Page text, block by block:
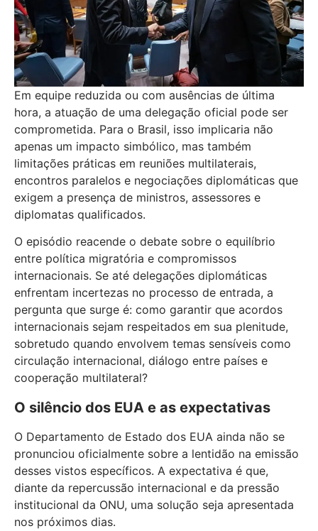
Em equipe reduzida ou com ausências de última
hora, a atuação de uma delegação oficial pode ser
comprometida. Para o Brasil, isso implicaria não
apenas um impacto simbólico, mas também
limitações práticas em reuniões multilaterais,
encontros paralelos e negociações diplomáticas que
exigem a presença de ministros, assessores e
diplomatas qualificados.
O episódio reacende o debate sobre o equilíbrio
entre política migratória e compromissos
internacionais. Se até delegações diplomáticas
enfrentam incertezas no processo de entrada, a
pergunta que surge é: como garantir que acordos
internacionais sejam respeitados em sua plenitude,
sobretudo quando envolvem temas sensíveis como
circulação internacional, diálogo entre países e
cooperação multilateral?
O silêncio dos EUA e as expectativas
O Departamento de Estado dos EUA ainda não se
pronunciou oficialmente sobre a lentidão na emissão
desses vistos específicos. A expectativa é que,
diante da repercussão internacional e da pressão
institucional da ONU, uma solução seja apresentada
nos próximos dias.